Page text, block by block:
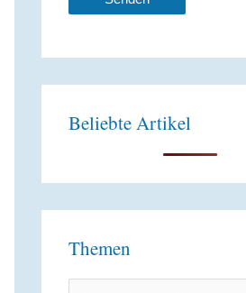
e
Beliebte Artikel
Themen